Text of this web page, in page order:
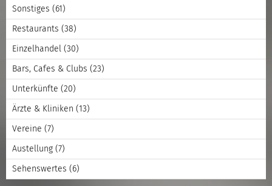
Sonstiges (61)
Restaurants (38)
Einzelhandel (30)
Bars, Cafes & Clubs (23)
Unterkünfte (20)
Ärzte & Kliniken (13)
Vereine (7)
Austellung (7)
Sehenswertes (6)